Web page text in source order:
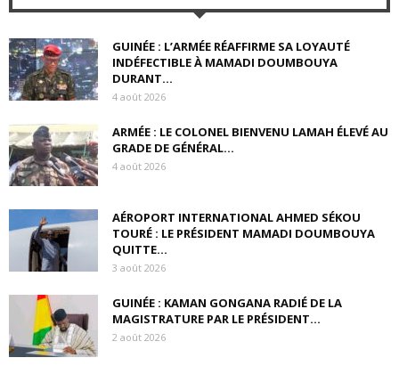
GUINÉE : L’ARMÉE RÉAFFIRME SA LOYAUTÉ
INDÉFECTIBLE À MAMADI DOUMBOUYA
DURANT...
4 août 2026
ARMÉE : LE COLONEL BIENVENU LAMAH ÉLEVÉ AU
GRADE DE GÉNÉRAL...
4 août 2026
AÉROPORT INTERNATIONAL AHMED SÉKOU
TOURÉ : LE PRÉSIDENT MAMADI DOUMBOUYA
QUITTE...
3 août 2026
GUINÉE : KAMAN GONGANA RADIÉ DE LA
MAGISTRATURE PAR LE PRÉSIDENT...
2 août 2026